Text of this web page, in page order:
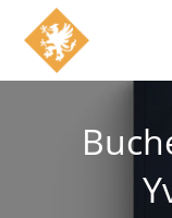
Inhalt
springen